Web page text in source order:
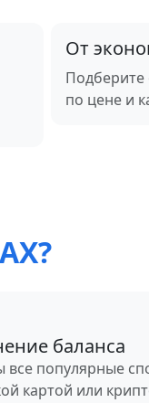
От
Подберите
по цене и
баланса
все популярные
картой или